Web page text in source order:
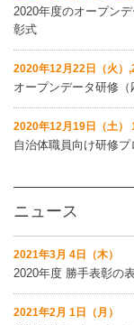
2020年度のオープン
彰式
2020年12月22日（火）
オープンデータ研修
2020年12月19日（土）
自治体職員向け研修プ
ニュース
2021年3月 4日（木）
2020年度 勝手表彰の
2021年2月 1日（月）